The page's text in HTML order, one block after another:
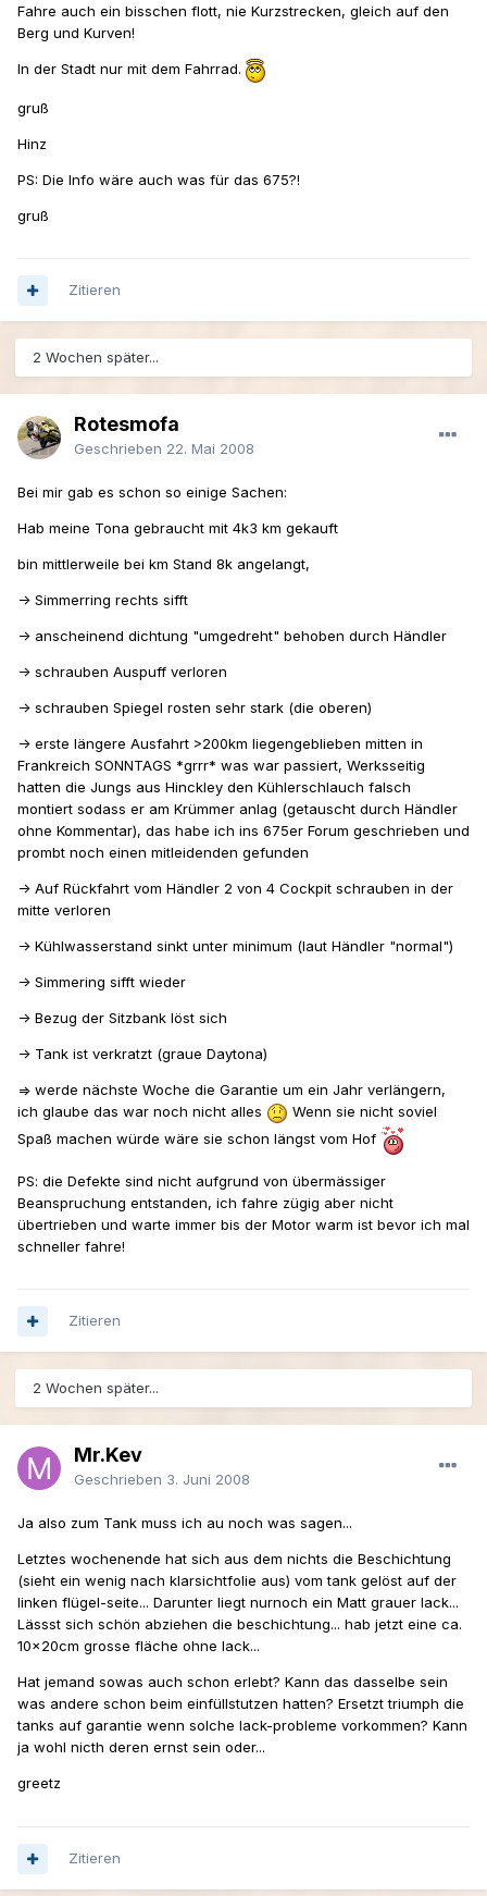
Fahre auch ein bisschen flott, nie Kurzstrecken, gleich auf den
Berg und Kurven!
In der Stadt nur mit dem Fahrrad.
gruß
Hinz
PS: Die Info wäre auch was für das 675?!
gruß
Zitieren
2 Wochen später...
Rotesmofa
Geschrieben 22. Mai 2008
Bei mir gab es schon so einige Sachen:
Hab meine Tona gebraucht mit 4k3 km gekauft
bin mittlerweile bei km Stand 8k angelangt,
-> Simmerring rechts sifft
-> anscheinend dichtung "umgedreht" behoben durch Händler
-> schrauben Auspuff verloren
-> schrauben Spiegel rosten sehr stark (die oberen)
-> erste längere Ausfahrt >200km liegengeblieben mitten in
Frankreich SONNTAGS *grrr* was war passiert, Werksseitig
hatten die Jungs aus Hinckley den Kühlerschlauch falsch
montiert sodass er am Krümmer anlag (getauscht durch Händler
ohne Kommentar), das habe ich ins 675er Forum geschrieben und
prombt noch einen mitleidenden gefunden
-> Auf Rückfahrt vom Händler 2 von 4 Cockpit schrauben in der
mitte verloren
-> Kühlwasserstand sinkt unter minimum (laut Händler "normal")
-> Simmering sifft wieder
-> Bezug der Sitzbank löst sich
-> Tank ist verkratzt (graue Daytona)
=> werde nächste Woche die Garantie um ein Jahr verlängern,
ich glaube das war noch nicht alles
Wenn sie nicht soviel
Spaß machen würde wäre sie schon längst vom Hof
PS: die Defekte sind nicht aufgrund von übermässiger
Beanspruchung entstanden, ich fahre zügig aber nicht
übertrieben und warte immer bis der Motor warm ist bevor ich mal
schneller fahre!
Zitieren
2 Wochen später...
Mr.Kev
Geschrieben 3. Juni 2008
Ja also zum Tank muss ich au noch was sagen...
Letztes wochenende hat sich aus dem nichts die Beschichtung
(sieht ein wenig nach klarsichtfolie aus) vom tank gelöst auf der
linken flügel-seite... Darunter liegt nurnoch ein Matt grauer lack...
Lässst sich schön abziehen die beschichtung... hab jetzt eine ca.
10x20cm grosse fläche ohne lack...
Hat jemand sowas auch schon erlebt? Kann das dasselbe sein
was andere schon beim einfüllstutzen hatten? Ersetzt triumph die
tanks auf garantie wenn solche lack-probleme vorkommen? Kann
ja wohl nicth deren ernst sein oder...
greetz
Zitieren